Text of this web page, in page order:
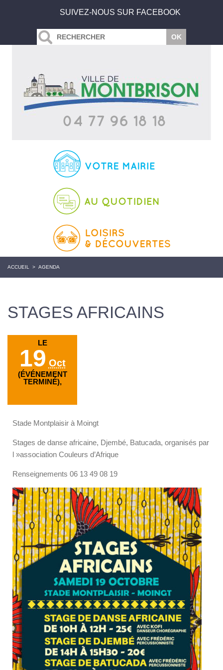
SUIVEZ-NOUS SUR FACEBOOK
ACCUEIL > AGENDA
STAGES AFRICAINS
LE
19 Oct
(ÉVÉNEMENT
TERMINÉ),
Stade Montplaisir à Moingt
Stages de danse africaine, Djembé, Batucada, organisés par
l »association Couleurs d’Afrique
Renseignements 06 13 49 08 19